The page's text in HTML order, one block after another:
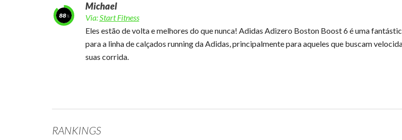
88
Michael
Via:Start Fitness
Eles estão de volta e melhores do que nunca! Adidas Adizero Boston Boost 6 é uma
para a linha de calçados running da Adidas, principalmente para aqueles que buscam
suas corrida.
RANKINGS